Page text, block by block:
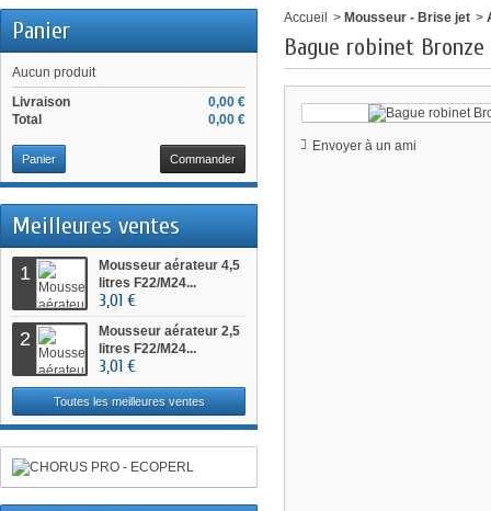
Panier
Aucun produit
0,00 €
Livraison
0,00 €
Total
Panier Commander
Meilleures ventes
1
Mousseur aérateur 4,5
litres F22/M24...
3,01 €
2
Mousseur aérateur 2,5
litres F22/M24...
3,01 €
Toutes les meilleures ventes
Accueil > Mousseur - Brise jet >
Bague robinet
Envoyer à un ami